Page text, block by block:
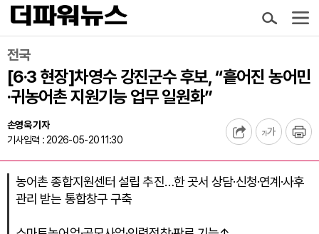
전국
[6·3 현장]차영수 강진군수 후보, “흩어진 농어민
·귀농어촌 지원기능 업무 일원화”
손영욱 기자
기사입력 : 2026-05-20 11:30
농어촌 종합지원센터 설립 추진…한 곳서 상담·신청·연계·사후
관리 받는 통합창구 구축